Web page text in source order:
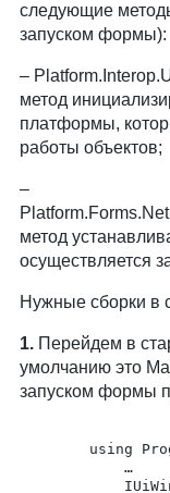
следующие
запуском формы):
метод
платформы,
работы объектов;
метод
осуществляется
Нужные сборки в
1. Перейдем в
умолчанию это
запуском формы